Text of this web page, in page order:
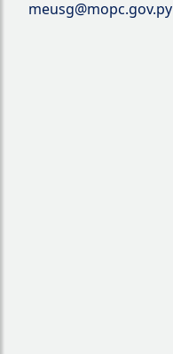
meusg@mopc.gov.py